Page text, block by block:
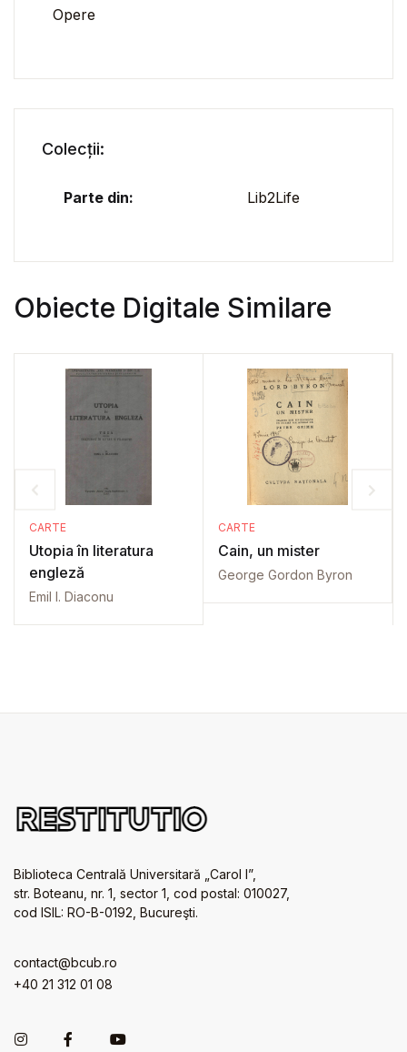
Opere
Colecții:
Parte din: Lib2Life
Obiecte Digitale Similare
CARTE
Utopia în literatura
engleză
Emil I. Diaconu
CARTE
Cain, un mister
George Gordon Byron
Biblioteca Centrală Universitară „Carol I”,
str. Boteanu, nr. 1, sector 1, cod postal: 010027,
cod ISIL: RO-B-0192, Bucureşti.
contact@bcub.ro
+40 21 312 01 08